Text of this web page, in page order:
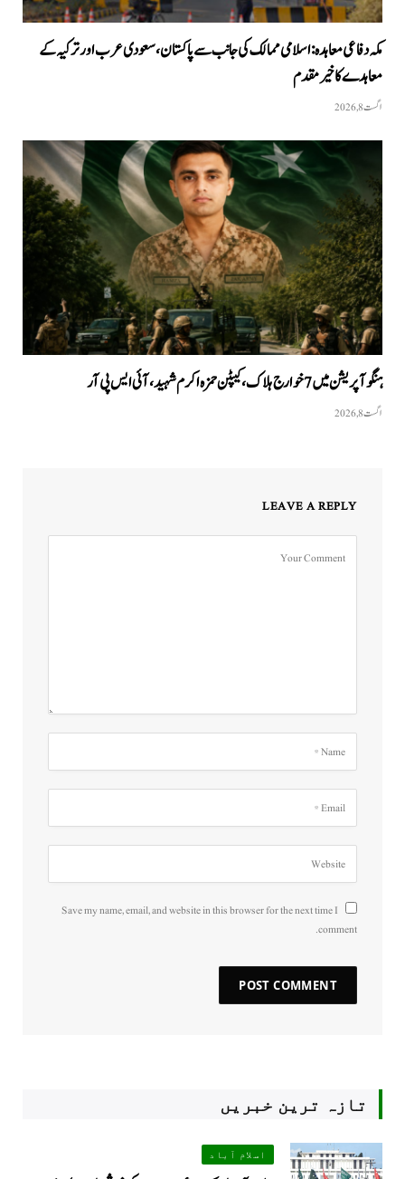
مکہ دفاعی معاہدہ: اسلامی ممالک کی جانب سے پاکستان، سعودی عرب اور ترکیہ کے
معاہدے کا خیرمقدم
اگست 8, 2026
ہنگو آپریشن میں 7 خوارج ہلاک، کیپٹن حمزہ اکرم شہید، آئی ایس پی آر
اگست 8, 2026
LEAVE A REPLY
Save my name, email, and website in this browser for the next time I
comment.
تازہ ترین خبریں
اسلام آباد